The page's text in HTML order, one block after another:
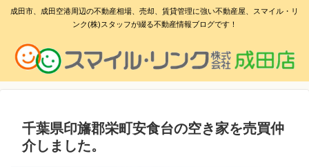
成田市、成田空港周辺の不動産相場、売却、賃貸管理に強い不動産屋、スマイル・リ
ンク(株)スタッフが綴る不動産情報ブログです！
千葉県印旛郡栄町安食台の空き家を売買仲
介しました。